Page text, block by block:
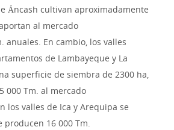
Áncash cultivan aproximadamente
al mercado
anuales. En cambio, los valles
de Lambayeque y La
superficie de siembra de 2300 ha,
000 Tm. al mercado
los valles de Ica y Arequipa se
producen 16 000 Tm.